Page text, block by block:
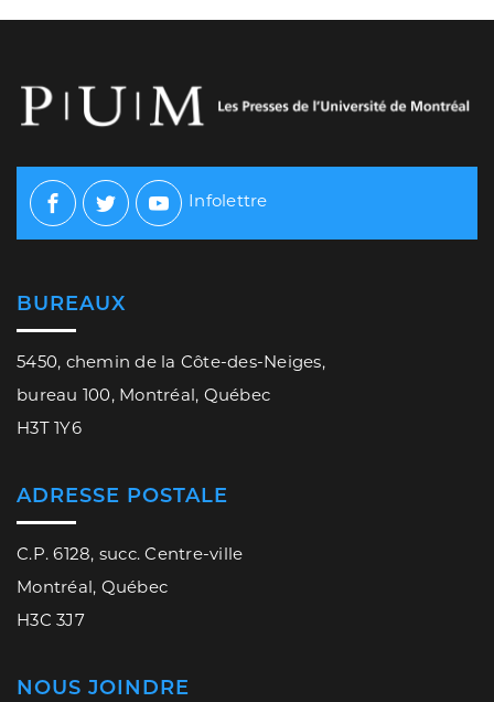
Facebook
TwitterYoutube
Infolettre
BUREAUX
5450, chemin de la Côte-des-Neiges,
bureau 100, Montréal, Québec
H3T 1Y6
ADRESSE POSTALE
C.P. 6128, succ. Centre-ville
Montréal, Québec
H3C 3J7
NOUS JOINDRE